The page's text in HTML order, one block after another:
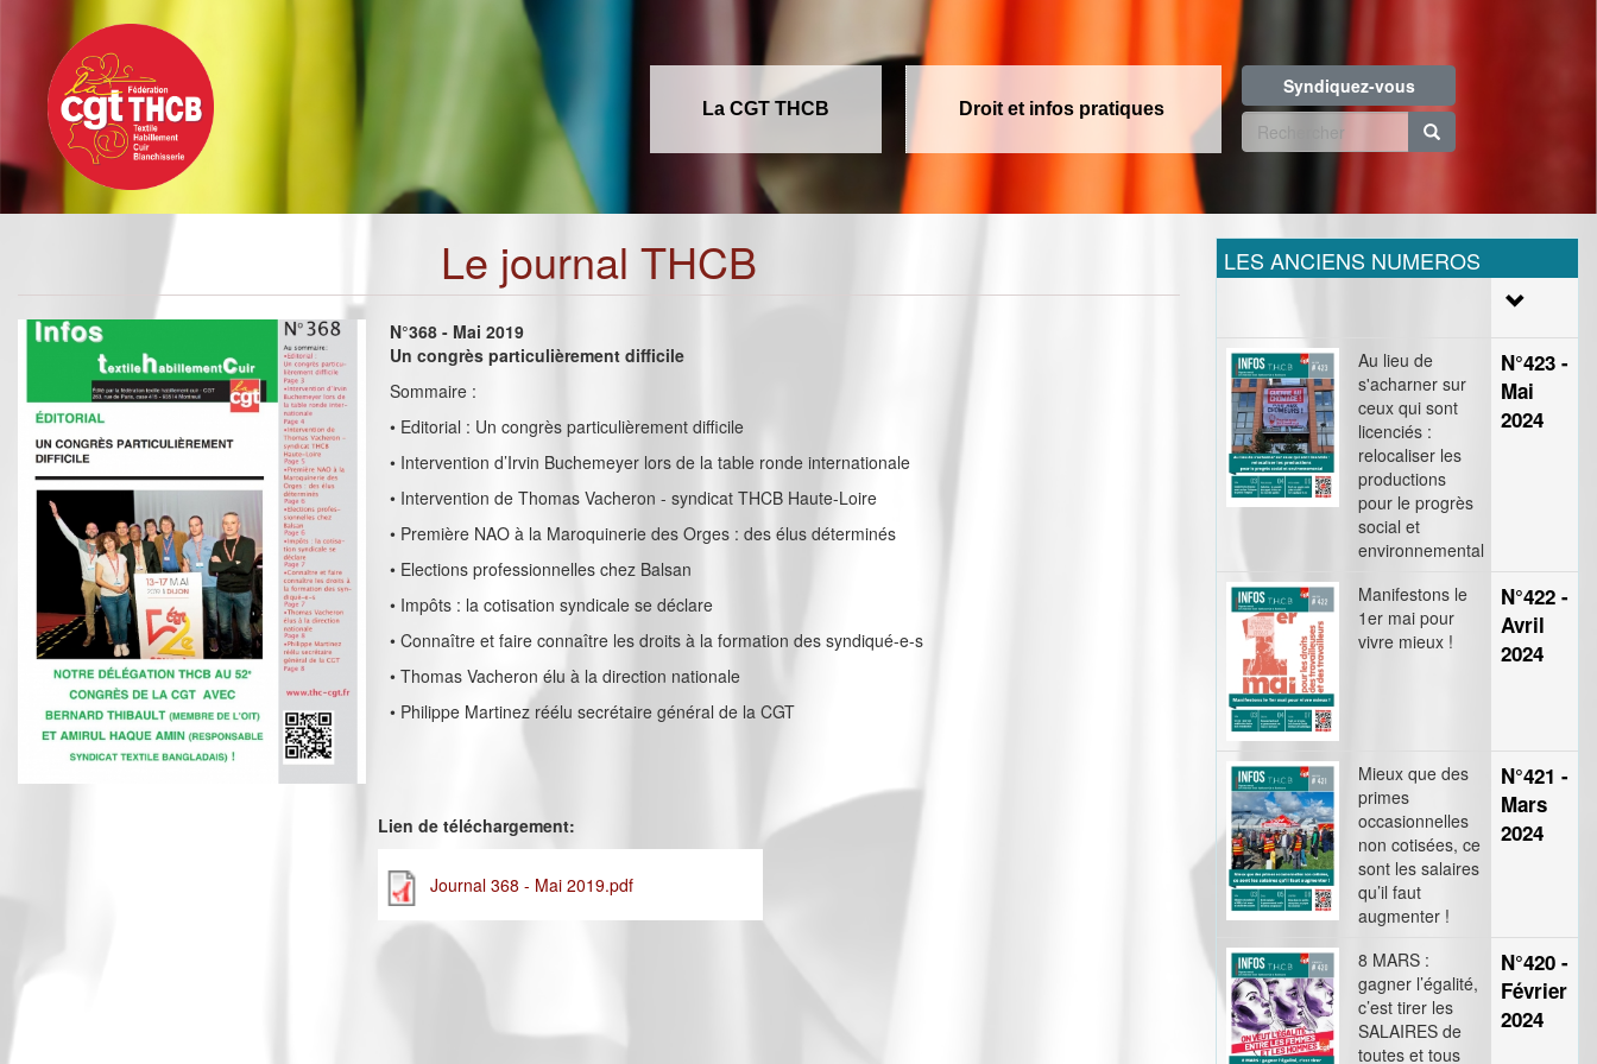
contenu
principal
La CGT THCB Droit et infos pratiques
Syndiquez-vous
Formulaire
recherche
Le journal THCB
N°368 - Mai 2019
Un congrès particulièrement difficile
Sommaire :
• Editorial : Un congrès particulièrement difficile
• Intervention d’Irvin Buchemeyer lors de la table ronde internationale
• Intervention de Thomas Vacheron - syndicat THCB Haute-Loire
• Première NAO à la Maroquinerie des Orges : des élus déterminés
• Elections professionnelles chez Balsan
• Impôts : la cotisation syndicale se déclare
• Connaître et faire connaître les droits à la formation des syndiqué-e-s
• Thomas Vacheron élu à la direction nationale
• Philippe Martinez réélu secrétaire général de la CGT
Lien de téléchargement:
Journal 368 - Mai 2019.pdf
LES ANCIENS NUMEROS
Au lieu de
s'acharner sur
ceux qui sont
licenciés :
relocaliser les
productions
pour le progrès
social et
environnemental
N°423 -
Mai
2024
Manifestons le
1er mai pour
vivre mieux !
N°422 -
Avril
2024
Mieux que des
primes
occasionnelles
non cotisées, ce
sont les salaires
qu’il faut
augmenter !
N°421 -
Mars
2024
8 MARS :
gagner l’égalité,
c’est tirer les
SALAIRES de
toutes et tous
N°420 -
Février
2024